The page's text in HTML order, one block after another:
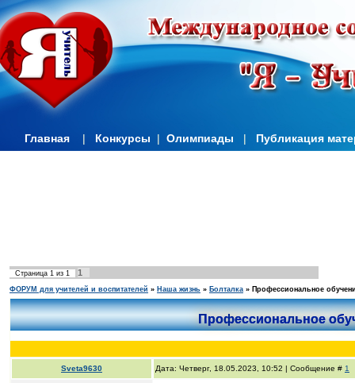
Главная | Конкурсы | Олимпиады | Публикация
Страница 1 из 1 1
ФОРУМ для учителей и воспитателей » Наша жизнь » Болталка » Профессиональное
Профессиональное
Sveta9630 Дата: Четверг, 18.05.2023, 10:52 | Сообщение # 1